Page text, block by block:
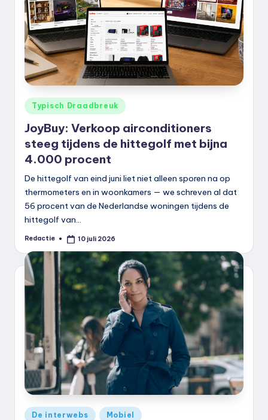
Geplaatst
in
Typisch Draadbreuk
JoyBuy: Verkoop airconditioners
steeg tijdens de hittegolf met bijna
4.000 procent
De hittegolf van eind juni liet niet alleen sporen na op
thermometers en in woonkamers — we schreven al dat
56 procent van de Nederlandse woningen tijdens de
hittegolf van…
Geplaatst
Redactie 10 juli 2026
Geplaatst
De interwebs Mobiel